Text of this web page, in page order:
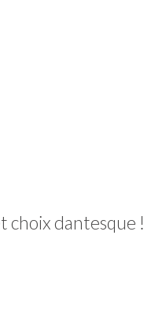
choix dantesque !